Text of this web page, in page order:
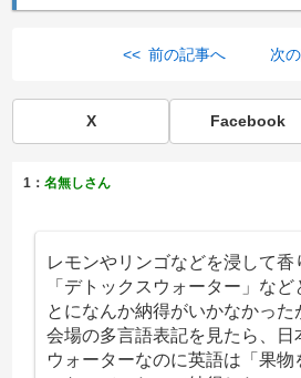
<< 前の記事へ 次
X Facebook
1：名無しさん
レモンやリンゴなどを浸して
「デトックスウォーター」な
とになんか納得がいかなかっ
会場の多言語表記を見たら、日
ウォーターなのに英語は「果物